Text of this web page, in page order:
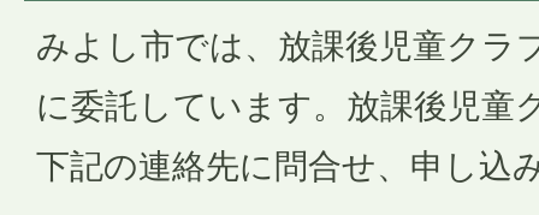
みよし市では、放課後児童クラ
に委託しています。放課後児童
下記の連絡先に問合せ、申し込